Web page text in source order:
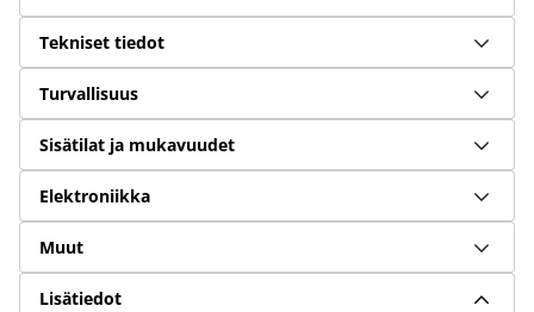
Tekniset tiedot
Turvallisuus
Sisätilat ja mukavuudet
Elektroniikka
Muut
Lisätiedot